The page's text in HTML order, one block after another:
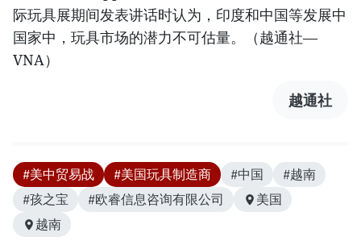
际玩具展期间发表讲话时认为，印度和中国等发展中
国家中，玩具市场的潜力不可估量。（越通社—
VNA）
越通社
#美中贸易战 #美国玩具制造商 #中国
#越南
#孩之宝
#欧睿信息咨询有限公司
美国
越南